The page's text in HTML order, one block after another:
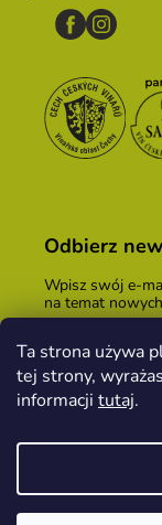
Ta strona używa
tej strony,
informacji tutaj.
Odbierz
Wpisz swój e-
na temat
Podając adres
handlowymi